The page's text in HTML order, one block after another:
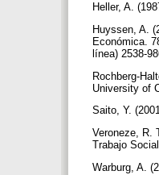
Heller, A.
Huyssen, A.
Económica.
línea) 2538-
Rochberg-
University of
Saito, Y.
Veroneze, R.
Trabajo
Warburg, A.